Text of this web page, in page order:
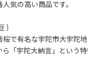
気の高い商品です。
〕
で有名な宇陀市大宇陀
ら「宇陀大納言」という